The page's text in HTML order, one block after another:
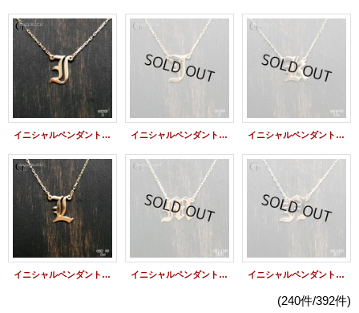
イニシャルペンダント【I】 K18/K10 イニシャルペンダント【J】 K18/K10 イニシャルペンダント【K】 K18/K10
イニシャルペンダント【L】 K18/K10 イニシャルペンダント【M】 K18/K10 イニシャルペンダント【N】 K18/K10
(240件/392件)